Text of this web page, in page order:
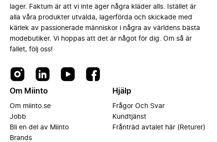
lager. Faktum är att vi inte äger några kläder alls. Istället är
alla våra produkter utvalda, lagerförda och skickade med
kärlek av passionerade människor i några av världens bästa
modebutiker. Vi hoppas att det är något för dig. Om så är
fallet, följ oss!
Om Miinto
Om miinto.se
Jobb
Bli en del av Miinto
Brands
Hjälp
Frågor Och Svar
Kundtjänst
Frånträd avtalet här (Returer)